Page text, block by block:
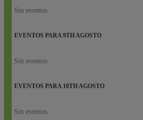
Sin eventos
EVENTOS PARA 9TH AGOSTO
Sin eventos
EVENTOS PARA 10TH AGOSTO
Sin eventos